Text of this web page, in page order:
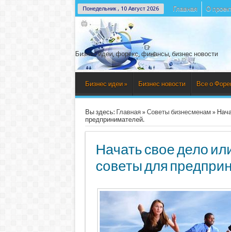
Понедельник , 10 Август 2026 Главная О
Бизнес идеи, форекс, финансы, бизнес новости
Бизнес идеи » Бизнес новости Все о
Вы здесь: Главная» Советы бизнесменам »
предпринимателей.
Начать свое дело
советы для